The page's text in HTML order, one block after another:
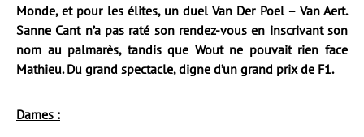
Monde, et pour les élites, un duel Van Der Poel – Van Aert.
Sanne Cant n’a pas raté son rendez-vous en inscrivant son
nom au palmarès, tandis que Wout ne pouvait rien face
Mathieu. Du grand spectacle, digne d’un grand prix de F1.
Dames :